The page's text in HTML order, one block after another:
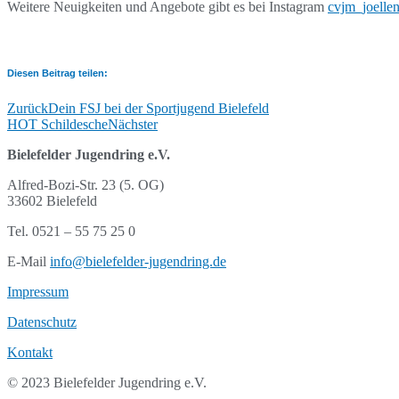
Weitere Neuigkeiten und Angebote gibt es bei Instagram
Diesen Beitrag teilen:
ZurückDein FSJ bei der Sportjugend Bielefeld
HOT SchildescheNächster
Bielefelder Jugendring e.V.
Alfred-Bozi-Str. 23 (5. OG)
33602 Bielefeld
Tel. 0521 – 55 75 25 0
E-Mail info@bielefelder-jugendring.de
Impressum
Datenschutz
Kontakt
© 2023 Bielefelder Jugendring e.V.